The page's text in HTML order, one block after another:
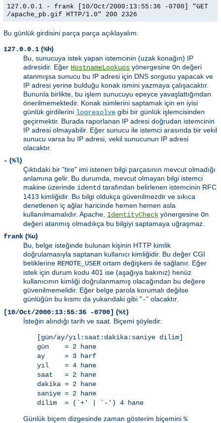
127.0.0.1 - frank [10/Oct/2000:13:55:36 -0700] "GET
/apache_pb.gif HTTP/1.0" 200 2326
Bu günlük girdisini parça parça açıklayalım:
127.0.0.1 (%h)
Bu, sunucuya istek yapan istemcinin (uzak konağın) IP
adresidir. Eğer HostnameLookups yönergesine On değeri
atanmışsa sunucu bu IP adresi için DNS sorgusu yapacak ve
IP adresi yerine bulduğu konak ismini yazmaya çalışacaktır.
Bununla birlikte, bu işlem sunucuyu epeyce yavaşlattığından
önerilmemektedir. Konak isimlerini saptamak için en iyisi
günlük girdilerini logresolve gibi bir günlük işlemcisinden
geçirmektir. Burada raporlanan IP adresi doğrudan istemcinin
IP adresi olmayabilir. Eğer sunucu ile istemci arasında bir vekil
sunucu varsa bu IP adresi, vekil sunucunun IP adresi
olacaktır.
- (%l)
Çıktıdaki bir "tire" imi istenen bilgi parçasının mevcut olmadığı
anlamına gelir. Bu durumda, mevcut olmayan bilgi istemci
makine üzerinde identd tarafından belirlenen istemcinin RFC
1413 kimliğidir. Bu bilgi oldukça güvenilmezdir ve sıkıca
denetlenen iç ağlar haricinde hemen hemen asla
kullanılmamalıdır. Apache, IdentityCheck yönergesine On
değeri atanmış olmadıkça bu bilgiyi saptamaya uğraşmaz.
frank (%u)
Bu, belge isteğinde bulunan kişinin HTTP kimlik
doğrulamasıyla saptanan kullanıcı kimliğidir. Bu değer CGI
betiklerine REMOTE_USER ortam değişkeni ile sağlanır. Eğer
istek için durum kodu 401 ise (aşağıya bakınız) henüz
kullanıcının kimliği doğrulanmamış olacağından bu değere
güvenilmemelidir. Eğer belge parola korumalı değilse
günlüğün bu kısmı da yukarıdaki gibi "-" olacaktır.
[10/Oct/2000:13:55:36 -0700] (%t)
İsteğin alındığı tarih ve saat. Biçemi şöyledir:
[gün/ay/yıl:saat:dakika:saniye dilim]
gün = 2 hane
ay = 3 harf
yıl = 4 hane
saat = 2 hane
dakika = 2 hane
saniye = 2 hane
dilim = (`+' | `-') 4 hane
Günlük biçem dizgesinde zaman gösterim biçemini %